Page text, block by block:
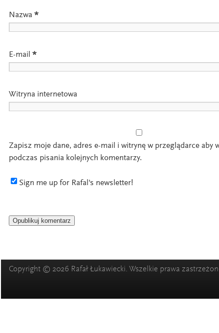
Nazwa *
E-mail *
Witryna internetowa
Zapisz moje dane, adres e-mail i witrynę w przeglądarce aby
podczas pisania kolejnych komentarzy.
Sign me up for Rafal's newsletter!
Copyright © 2026 Rafał Łukawiecki. Wszelkie prawa